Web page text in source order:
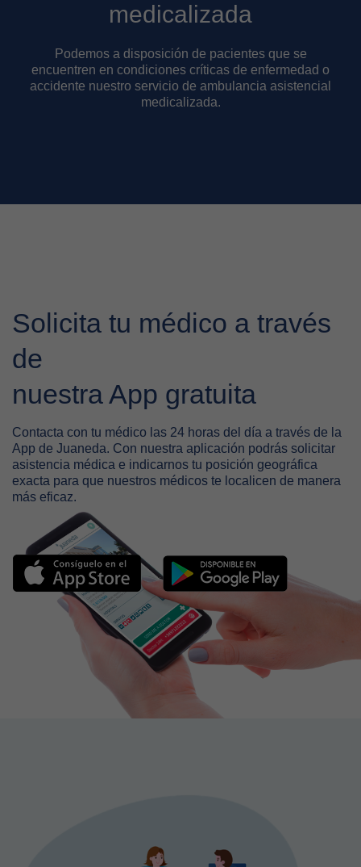
medicalizada
Podemos a disposición de pacientes que se
encuentren en condiciones críticas de enfermedad o
accidente nuestro servicio de ambulancia asistencial
medicalizada.
Solicita tu médico a través
de
nuestra App gratuita
Contacta con tu médico las 24 horas del día a través de la
App de Juaneda. Con nuestra aplicación podrás solicitar
asistencia médica e indicarnos tu posición geográfica
exacta para que nuestros médicos te localicen de manera
más eficaz.